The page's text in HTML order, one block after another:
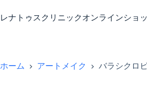
ン
ス
レナトゥスクリニックオンラインショ
ホーム アートメイク バラシクロ